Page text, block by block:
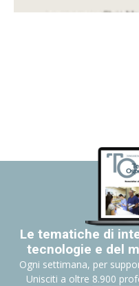
Le tematiche di
tecnologie e del
Ogni settimana, per
Unisciti a oltre 8.900